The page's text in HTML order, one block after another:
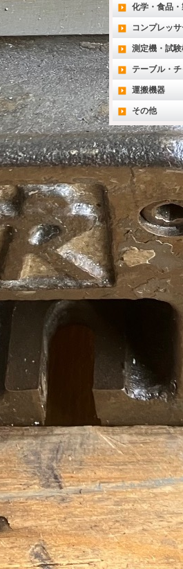
化学・食品
コンプレッ
測定機・試
テーブル・
運搬機器
その他